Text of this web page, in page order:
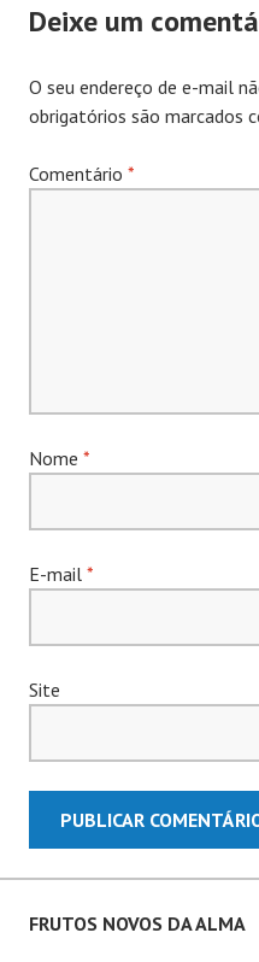
Posts
Deixe um
O seu endereço de e-mail
obrigatórios são marcados
Comentário *
Nome *
E-mail *
Site
FRUTOS NOVOS DA ALMA